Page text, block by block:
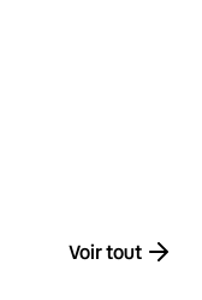
Voir tout